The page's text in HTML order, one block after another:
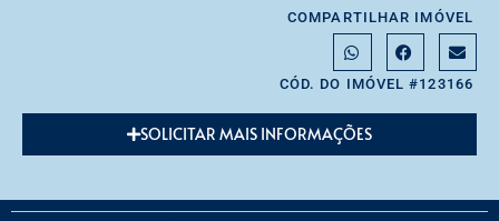
COMPARTILHAR IMÓVEL
CÓD. DO IMÓVEL #123166
SOLICITAR MAIS INFORMAÇÕES